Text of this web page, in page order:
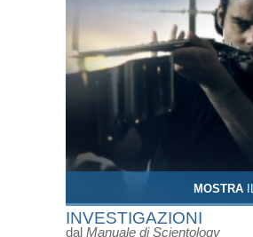
MOSTRA
INVESTIGAZIONI
dal Manuale di Scientology